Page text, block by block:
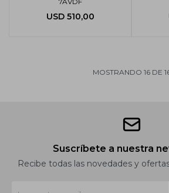
USD 510,00
MOSTRANDO 16DE
Suscríbete a nuestra
Recibe todas las novedades y